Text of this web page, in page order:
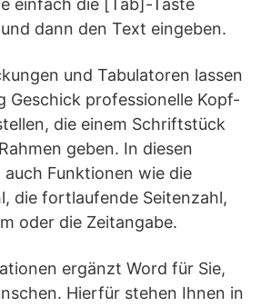
einfach die [Tab]-Taste
dann den Text eingeben.
und Tabulatoren lassen
Geschick professionelle Kopf-
die einem Schriftstück
geben. In diesen
auch Funktionen wie die
die fortlaufende Seitenzahl,
oder die Zeitangabe.
ergänzt Word für Sie,
Hierfür stehen Ihnen in